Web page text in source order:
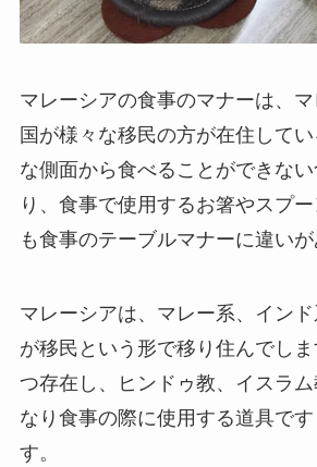
マレーシアの食事のマナーは、
国が様々な移民の方が在住して
な側面から食べることができな
り、食事で使用するお箸やスプ
も食事のテーブルマナーに違いが
マレーシアは、マレー系、イン
が移民という形で移り住んでし
つ存在し、ヒンドゥ教、イスラ
なり食事の際に使用する道具で
す。